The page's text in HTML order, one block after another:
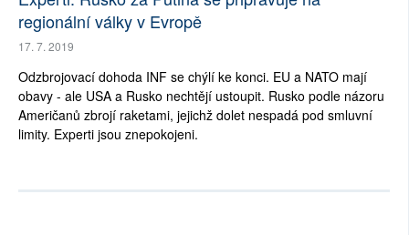
regionální války v Evropě
17. 7. 2019
Odzbrojovací dohoda INF se chýlí ke konci. EU a NATO mají
obavy - ale USA a Rusko nechtějí ustoupit. Rusko podle názoru
Američanů zbrojí raketami, jejichž dolet nespadá pod smluvní
limity. Experti jsou znepokojeni.